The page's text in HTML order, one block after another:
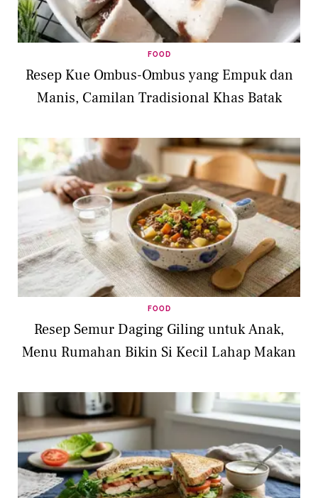
FOOD
Resep Kue Ombus-Ombus yang Empuk dan
Manis, Camilan Tradisional Khas Batak
FOOD
Resep Semur Daging Giling untuk Anak,
Menu Rumahan Bikin Si Kecil Lahap Makan